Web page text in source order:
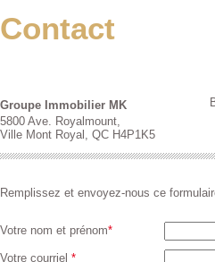
Contact
Groupe Immobilier MK
5800 Ave. Royalmount,
Ville Mont Royal, QC H4P1K5
Remplissez et envoyez-nous ce
Votre nom et prénom*
Votre courriel *